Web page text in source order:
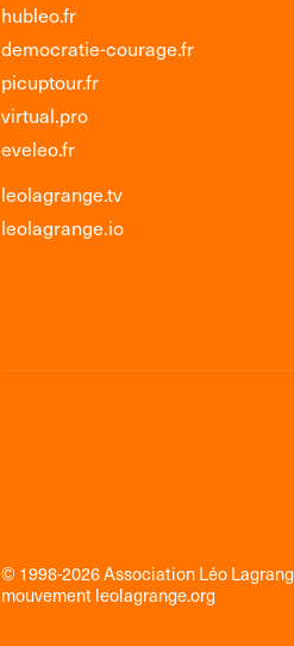
hubleo.fr
democratie-courage.fr
picuptour.fr
virtual.pro
eveleo.fr
leolagrange.tv
leolagrange.io
© 1998-2026 Association Léo
mouvement leolagrange.org